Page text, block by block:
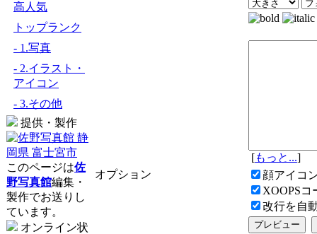
高人気
トップランク
- 1.写真
- 2.イラスト・
アイコン
- 3.その他
提供・製作
このページは佐
野写真館編集・
製作でお送りし
ています。
オンライン状
[もっと...]
オプション
顔アイコ
XOOPSコ
改行を自